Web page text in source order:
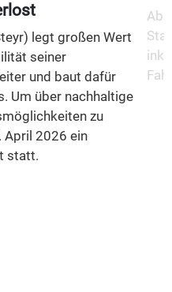
legt großen Wert
seiner
und baut dafür
Um über nachhaltige
zu
April 2026 ein
statt.
Ab